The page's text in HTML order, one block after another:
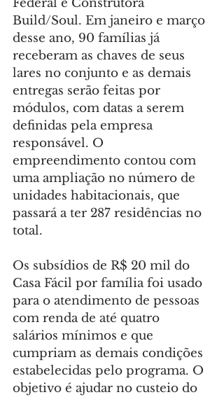
Federal e Construtora
Build/Soul. Em janeiro e março
desse ano, 90 famílias já
receberam as chaves de seus
lares no conjunto e as demais
entregas serão feitas por
módulos, com datas a serem
definidas pela empresa
responsável. O
empreendimento contou com
uma ampliação no número de
unidades habitacionais, que
passará a ter 287 residências no
total.
Os subsídios de R$ 20 mil do
Casa Fácil por família foi usado
para o atendimento de pessoas
com renda de até quatro
salários mínimos e que
cumpriam as demais condições
estabelecidas pelo programa. O
objetivo é ajudar no custeio do